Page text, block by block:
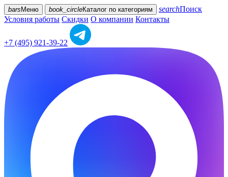
bars Меню book_circleКаталог по категориям searchПоиск
Условия работы Скидки О компании Контакты
+7 (495) 921-39-22